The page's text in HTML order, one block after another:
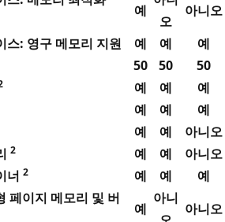
예
오
아니오
: 영구 메모리 지원
예 예
예
50 50
50
예 예
예
예 예
예
예 예
아니오
2 예 예
아니오
너 2 예 예
예
페이지 메모리 및 버
예
아니
아니오